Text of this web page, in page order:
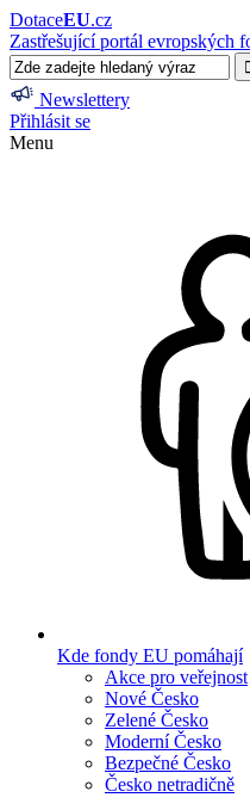
DotaceEU.cz
Zastřešující portál evropských
Newslettery
Přihlásit se
Menu
Kde fondy EU pomáhají
Akce pro veřejnost
Nové Česko
Zelené Česko
Moderní Česko
Bezpečné Česko
Česko netradičně